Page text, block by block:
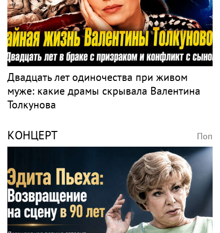
Двадцать лет одиночества при живом
муже: какие драмы скрывала Валентина
Толкунова
КОНЦЕРТ Поп